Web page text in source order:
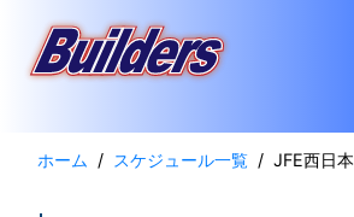
ホーム スケジュール一覧 JFE西日本